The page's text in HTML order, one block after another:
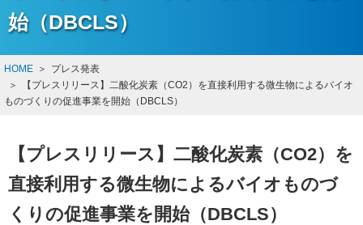
始（DBCLS）
HOME
プレス発表
【プレスリリース】二酸化炭素（CO2）を直接利用する微生物によるバイオ
ものづくりの促進事業を開始（DBCLS）
【プレスリリース】二酸化炭素（CO2）を
直接利用する微生物によるバイオものづ
くりの促進事業を開始（DBCLS）